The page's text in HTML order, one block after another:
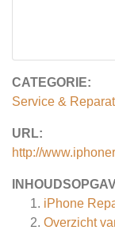
CATEGORIE:
Service &
URL:
http://
iPhone
Overzicht